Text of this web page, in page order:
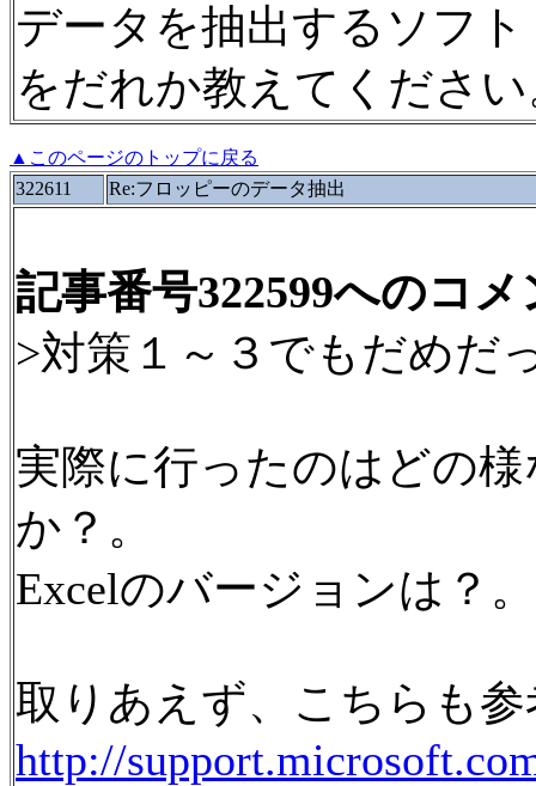
データを抽出するソフト
をだれか教えてくださ
▲このページのトップに戻る
322611
Re:フロッピーのデータ抽出
記事番号322599へのコメ
>対策１～３でもだめだ
実際に行ったのはどの
か？。
Excelのバージョンは？。
取りあえず、こちらも
http://